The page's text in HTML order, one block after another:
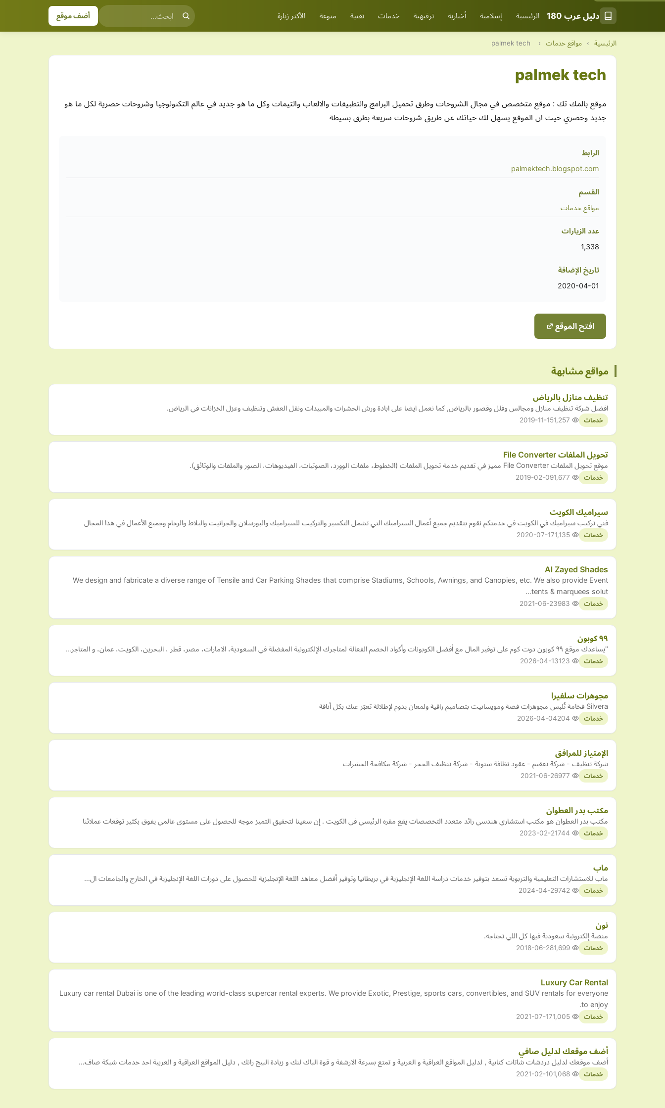
دليل عرب 180 الرئيسية إسلامية أخبارية ترفيهية خدمات تقنية منوعة الأكثر زيارة أضف موقع
الرئيسية › مواقع خدمات ›
palmek tech
palmek tech
موقع بالمك تك : موقع متخصص في مجال الشروحات وطرق تحميل البرامج والتطبيقات والالعاب والثيمات وكل ما هو جديد في عالم التكنولوجيا وشروحات حصرية لكل ما هو
جديد وحصري حيث ان الموقع يسهل لك حياتك عن طريق شروحات سريعة بطرق بسيطة
الرابط
palmektech.blogspot.com
القسم
مواقع خدمات
عدد الزيارات
1,338
تاريخ الإضافة
2020-04-01
افتح الموقع
مواقع مشابهة
تنظيف منازل بالرياض
افضل شركة تنظيف منازل ومجالس وفلل وقصور بالرياض, كما نعمل ايضا على ابادة ورش الحشرات والمبيدات ونقل العفش وتنظيف وعزل الخزانات في الرياض.
خدمات 2019-11-15
تحويل الملفات File Converter
موقع تحويل الملفات File Converter مميز في تقديم خدمة تحويل الملفات (الخطوط، ملفات الوورد، الصوتيات، الفيديوهات، الصور والملفات والوثائق).
خدمات 2019-02-09
سيراميك الكويت
فني تركيب سيراميك في الكويت في خدمتكم نقوم بتقديم جميع أعمال السيراميك التي تشمل التكسير والتركيب للسيراميك والبورسلان والجرانيت والبلاط والرخام وجميع الأعمال في هذا المجال
خدمات 2020-07-17
Al Zayed Shades
We design and fabricate a diverse range of Tensile and Car Parking Shades that comprise Stadiums, Schools, Awnings, and Canopies, etc. We also provide Event
tents & marquees solut…
خدمات 2021-06-23
٩٩ كوبون
"يساعدك موقع ٩٩ كوبون دوت كوم على توفير المال مع أفضل الكوبونات وأكواد الخصم الفعالة لمتاجرك الإلكترونية المفضلة في السعودية، الامارات، مصر، قطر ، البحرين، الكويت، عمان، و المتاجر…
خدمات 2026-04-13
مجوهرات سلفيرا
Silvera فخامة تُلبس مجوهرات فضة ومويسانيت بتصاميم راقية ولمعان يدوم لإطلالة تعبّر عنك بكل أناقة
خدمات 2026-04-04
الإمتياز للمرافق
شركة تنظيف - شركة تعقيم - عقود نظافة سنوية - شركة تنظيف الحجر - شركة مكافحة الحشرات
خدمات 2021-06-26
مكتب بدر العطوان
مكتب بدر العطوان هو مكتب استشاري هندسي رائد متعدد التخصصات يقع مقره الرئيسي في الكويت . إن ‏سعينا لتحقيق التميز موجه للحصول على مستوى عالمي يفوق بكثير توقعات عملائنا
خدمات 2023-02-21
ماب
ماب للاستشارات التعليمية والتربوية تسعد بتوفير خدمات دراسة اللغة الإنجليزية في بريطانيا وتوفير أفضل معاهد اللغة الإنجليزية للحصول على دورات اللغة الإنجليزية في الخارج والجامعات ال…
خدمات 2024-04-29
نون
منصة إلكترونية سعودية فيها كل اللي تحتاجه.
خدمات 2018-06-28
Luxury Car Rental
Luxury car rental Dubai is one of the leading world-class supercar rental experts. We provide Exotic, Prestige, sports cars, convertibles, and SUV rentals for everyone
to enjoy.
خدمات 2021-07-17
أضف موقعك لدليل صافي
أضف موقعك لدليل دردشات شاتات كتابية , لدليل المواقع العراقية و العربية و تمتع بسرعة الارشفة و قوة الباك لنك و زيادة البيج رانك , دليل المواقع العراقية و العربية احد خدمات شبكة صاف…
خدمات 2021-02-10